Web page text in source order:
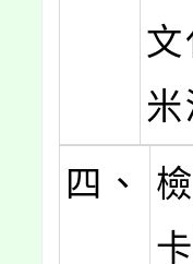
米
四、